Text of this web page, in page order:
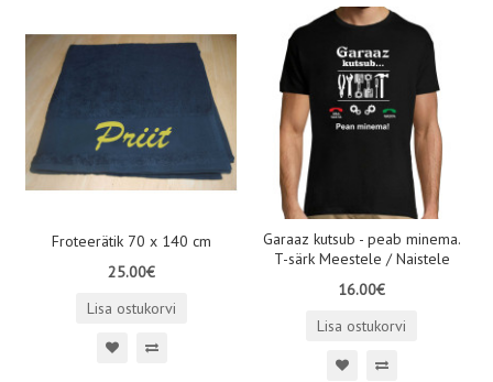
Froteerätik 70 x 140 cm
25.00€
Lisa ostukorvi
Garaaz kutsub - peab minema.
T-särk Meestele / Naistele
16.00€
Lisa ostukorvi